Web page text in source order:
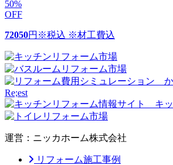
50%
OFF
72050円 ※税込 ※材工費込
運営：ニッカホーム株式会社
リフォーム施工事例